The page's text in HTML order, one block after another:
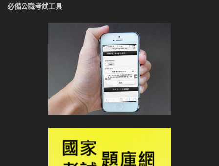
必備公職考試工具